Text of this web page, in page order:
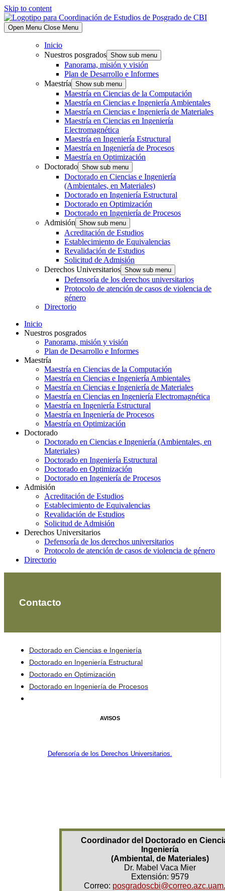
Skip to content
Open Menu Close Menu
Inicio
Nuestros posgrados Show sub menu
Panorama, misión y visión
Plan de Desarrollo e Informes
Maestría Show sub menu
Maestría en Ciencias de la Computación
Maestría en Ciencias e Ingeniería Ambientales
Maestría en Ciencias e Ingeniería de Materiales
Maestría en Ciencias en Ingeniería
Electromagnética
Maestría en Ingeniería Estructural
Maestría en Ingeniería de Procesos
Maestría en Optimización
Doctorado Show sub menu
Doctorado en Ciencias e Ingeniería
(Ambientales, en Materiales)
Doctorado en Ingeniería Estructural
Doctorado en Optimización
Doctorado en Ingeniería de Procesos
Admisión Show sub menu
Acreditación de Estudios
Establecimiento de Equivalencias
Revalidación de Estudios
Solicitud de Admisión
Derechos Universitarios Show sub menu
Defensoría de los derechos universitarios
Protocolo de atención de casos de violencia de
género
Directorio
Inicio
Nuestros posgrados
Panorama, misión y visión
Plan de Desarrollo e Informes
Maestría
Maestría en Ciencias de la Computación
Maestría en Ciencias e Ingeniería Ambientales
Maestría en Ciencias e Ingeniería de Materiales
Maestría en Ciencias en Ingeniería Electromagnética
Maestría en Ingeniería Estructural
Maestría en Ingeniería de Procesos
Maestría en Optimización
Doctorado
Doctorado en Ciencias e Ingeniería (Ambientales, en
Materiales)
Doctorado en Ingeniería Estructural
Doctorado en Optimización
Doctorado en Ingeniería de Procesos
Admisión
Acreditación de Estudios
Establecimiento de Equivalencias
Revalidación de Estudios
Solicitud de Admisión
Derechos Universitarios
Defensoría de los derechos universitarios
Protocolo de atención de casos de violencia de género
Directorio
Contacto
Doctorado en Ciencias e Ingeniería
Doctorado en Ingeniería Estructural
Doctorado en Optimización
Doctorado en Ingeniería de Procesos
AVISOS
Defensoría de los Derechos Universitarios.
Coordinador del Doctorado en
Ingeniería
(Ambiental, de Materiales)
Dr. Mabel Vaca Mier
Extensión: 9579
Correo: